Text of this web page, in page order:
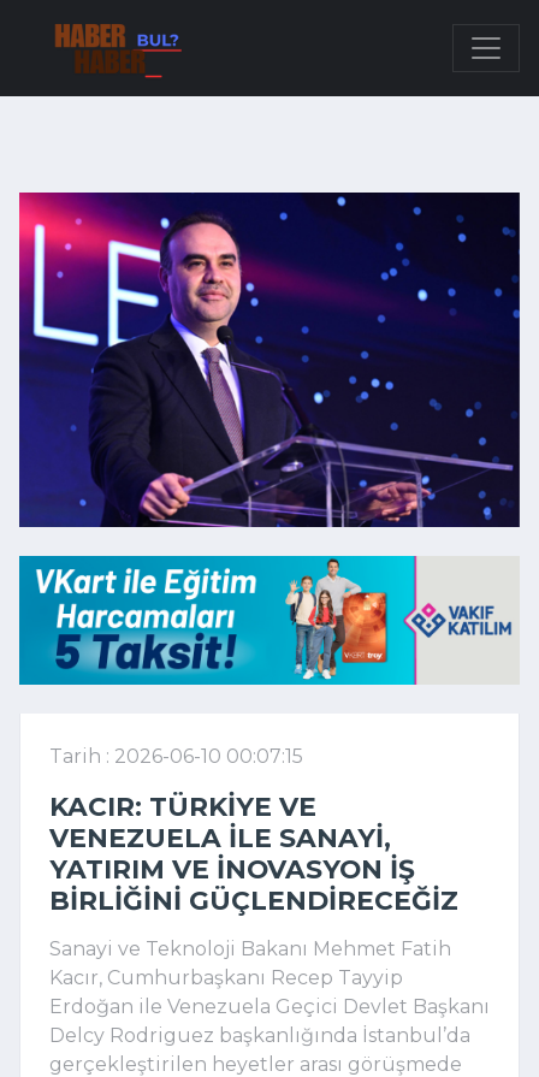
Tarih : 2026-06-10 00:07:15
KACIR: TÜRKIYE VE
VENEZUELA ILE SANAYI,
YATIRIM VE INOVASYON IŞ
BIRLIĞINI GÜÇLENDIRECEĞIZ
Sanayi ve Teknoloji Bakanı Mehmet Fatih
Kacır, Cumhurbaşkanı Recep Tayyip
Erdoğan ile Venezuela Geçici Devlet Başkanı
Delcy Rodriguez başkanlığında İstanbul’da
gerçekleştirilen heyetler arası görüşmede